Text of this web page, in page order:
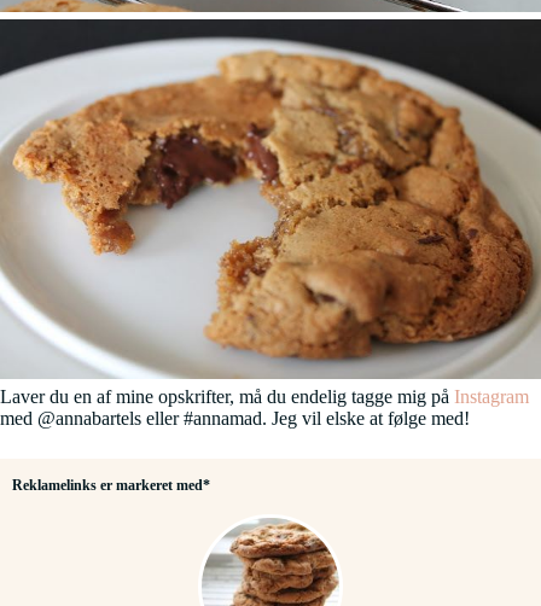
Laver du en af mine opskrifter, må du endelig tagge mig på Instagram
med @annabartels eller #annamad. Jeg vil elske at følge med!
Reklamelinks er markeret med*